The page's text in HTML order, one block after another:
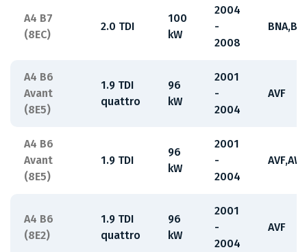
A4 B7
(8EC)
2.0 TDI
100
kW
2004
-
2008
A4 B6
Avant
(8E5)
1.9 TDI
quattro
96
kW
2001
-
2004
AVF
A4 B6
Avant
(8E5)
1.9 TDI
96
kW
2001
-
2004
A4 B6
(8E2)
1.9 TDI
quattro
96
kW
2001
-
2004
AVF